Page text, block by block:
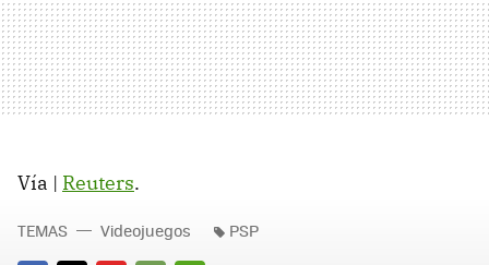
Vía | Reuters.
TEMAS Videojuegos PSP